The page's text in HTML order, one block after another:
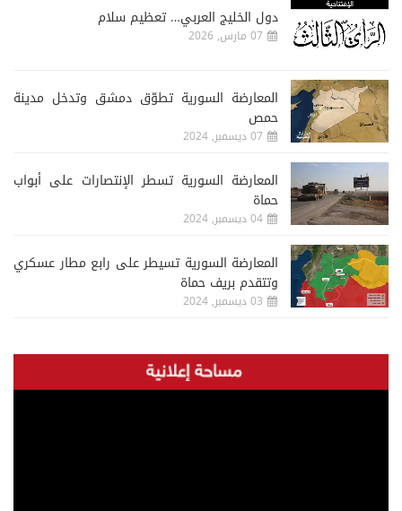
دول الخليج العربي… تعظيم سلام
07 مارس, 2026
المعارضة السورية تطوّق دمشق وتدخل مدينة
حمص
07 ديسمبر, 2024
المعارضة السورية تسطر الإنتصارات على أبواب
حماة
04 ديسمبر, 2024
المعارضة السورية تسيطر على رابع مطار عسكري
وتتقدم بريف حماة
03 ديسمبر, 2024